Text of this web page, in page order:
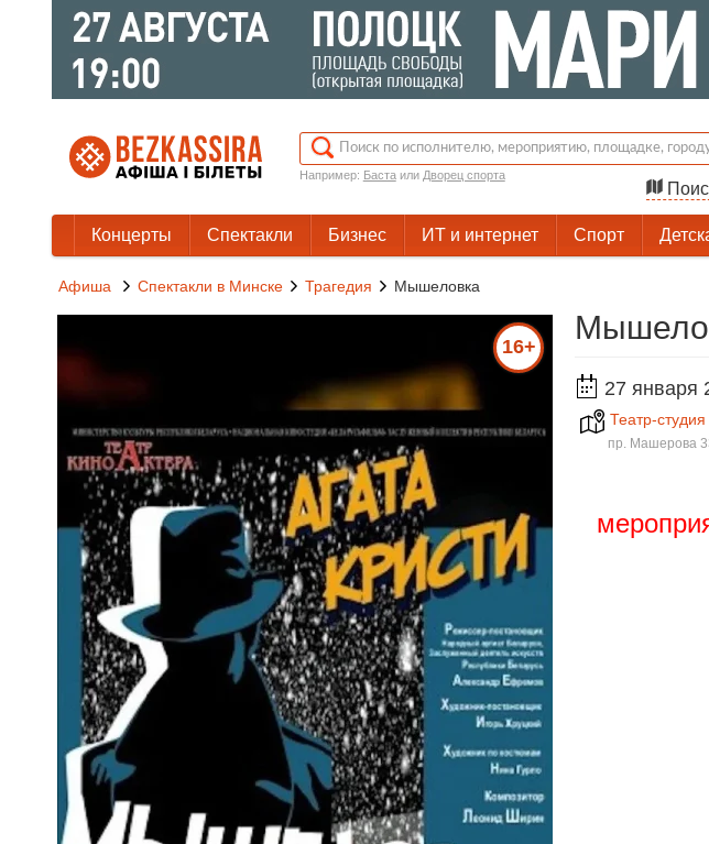
Например: Бастаили Дворец спорта
Концерты Спектакли Бизнес ИТ и интернет Спорт
Афиша Спектакли в Минске Трагедия Мышеловка
16+
27 января
Театр-
пр. Машерова